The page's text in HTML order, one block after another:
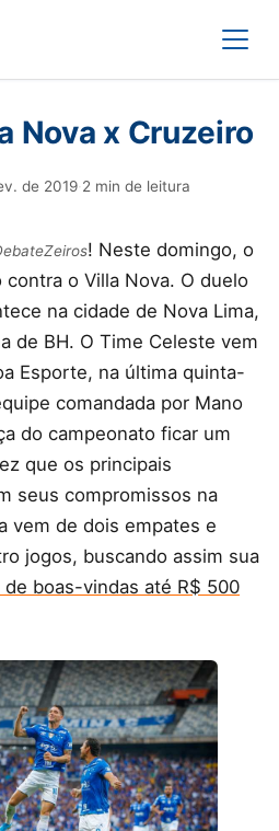
Abrir
Nova x Cruzeiro
de 2019·2 min de leitura
! Neste domingo, o
o Villa Nova. O duelo
na cidade de Nova Lima,
de BH. O Time Celeste vem
Esporte, na última quinta-
comandada por Mano
do campeonato ficar um
que os principais
seus compromissos na
vem de dois empates e
jogos, buscando assim sua
de boas-vindas até R$ 500